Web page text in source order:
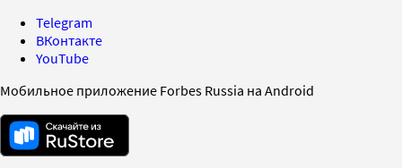
Telegram
ВКонтакте
YouTube
Мобильное приложение Forbes Russia на Android